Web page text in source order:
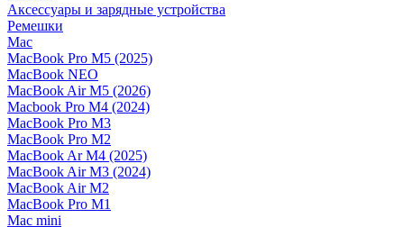
Аксессуары и зарядные устройства
Ремешки
Mac
MacBook Pro M5 (2025)
MacBook NEO
MacBook Air M5 (2026)
Macbook Pro M4 (2024)
MacBook Pro M3
MacBook Pro M2
MacBook Ar M4 (2025)
MacBook Air M3 (2024)
MacBook Air M2
MacBook Pro M1
Mac mini